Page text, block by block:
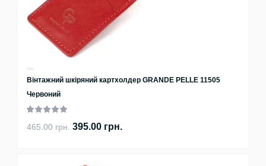
Вінтажний шкіряний картхолдер GRANDE PELLE 11505
Червоний
465.00 грн. 395.00 грн.